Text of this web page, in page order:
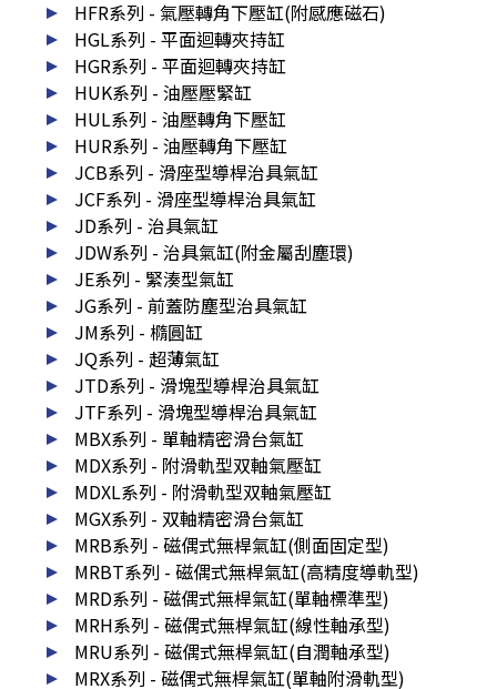
HFR系列 - 氣壓轉角下壓缸(附感應磁石)
HGL系列 - 平面迴轉夾持缸
HGR系列 - 平面迴轉夾持缸
HUK系列 - 油壓壓緊缸
HUL系列 - 油壓轉角下壓缸
HUR系列 - 油壓轉角下壓缸
JCB系列 - 滑座型導桿治具氣缸
JCF系列 - 滑座型導桿治具氣缸
JD系列 - 治具氣缸
JDW系列 - 治具氣缸(附金屬刮塵環)
JE系列 - 緊湊型氣缸
JG系列 - 前蓋防塵型治具氣缸
JM系列 - 橢圓缸
JQ系列 - 超薄氣缸
JTD系列 - 滑塊型導桿治具氣缸
JTF系列 - 滑塊型導桿治具氣缸
MBX系列 - 單軸精密滑台氣缸
MDX系列 - 附滑軌型双軸氣壓缸
MDXL系列 - 附滑軌型双軸氣壓缸
MGX系列 - 双軸精密滑台氣缸
MRB系列 - 磁偶式無桿氣缸(側面固定型)
MRBT系列 - 磁偶式無桿氣缸(高精度導軌型)
MRD系列 - 磁偶式無桿氣缸(單軸標準型)
MRH系列 - 磁偶式無桿氣缸(線性軸承型)
MRU系列 - 磁偶式無桿氣缸(自潤軸承型)
MRX系列 - 磁偶式無桿氣缸(單軸附滑軌型)